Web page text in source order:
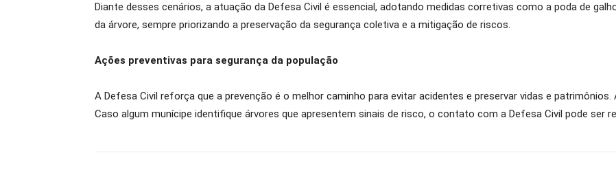
Diante desses cenários, a atuação da Defesa Civil é essencial, adotando medidas corretivas como a poda de
da árvore, sempre priorizando a preservação da segurança coletiva e a mitigação de riscos.
Ações preventivas para segurança da população
A Defesa Civil reforça que a prevenção é o melhor caminho para evitar acidentes e preservar vidas e
Caso algum munícipe identifique árvores que apresentem sinais de risco, o contato com a Defesa Civil pode ser